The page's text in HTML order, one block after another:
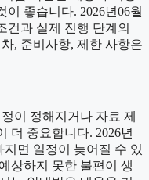
좋습니다. 2026년06월
건과 실제 진행 단계의
, 준비사항, 제한 사항은
이 정해지거나 자료 제
더 중요합니다. 2026년
지면 일정이 늦어질 수 있
상하지 못한 불편이 생